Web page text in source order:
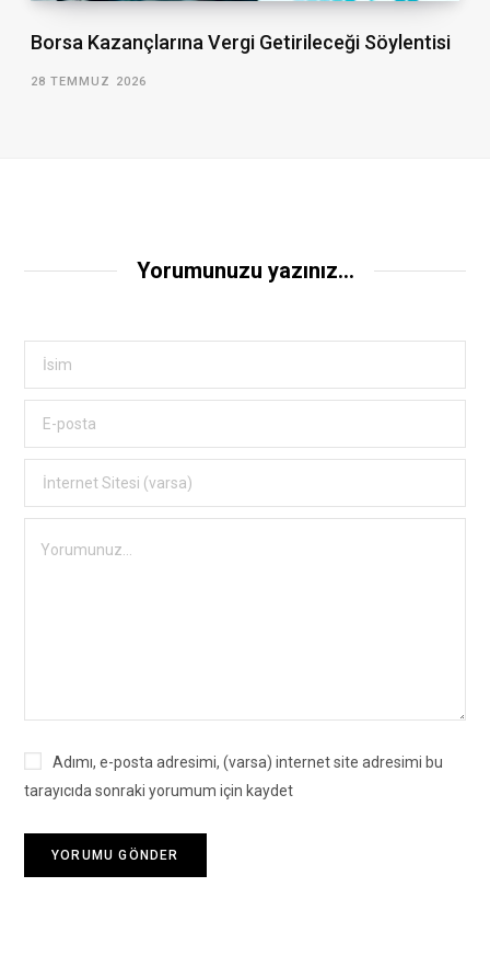
Borsa Kazançlarına Vergi Getirileceği Söylentisi
28 TEMMUZ 2026
Yorumunuzu yazınız...
Adımı, e-posta adresimi, (varsa) internet site adresimi bu
tarayıcıda sonraki yorumum için kaydet